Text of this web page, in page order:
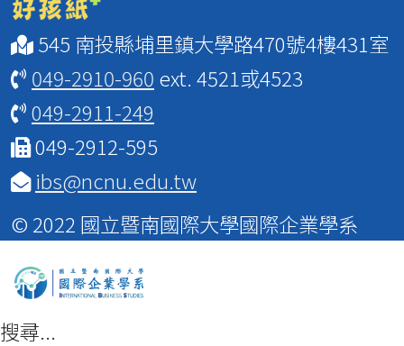
545 南投縣埔里鎮大學路470號4樓431室
049-2910-960 ext. 4521或4523
049-2911-249
049-2912-595
ibs@ncnu.edu.tw
© 2022 國立暨南國際大學國際企業學系
搜尋...